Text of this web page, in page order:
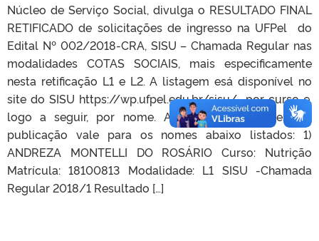
Núcleo de Serviço Social, divulga o RESULTADO FINAL
RETIFICADO de solicitações de ingresso na UFPel do
Edital Nº 002/2018-CRA, SISU – Chamada Regular nas
modalidades COTAS SOCIAIS, mais especificamente
nesta retificação L1 e L2. A listagem esá disponível no
site do SISU https://wp.ufpel.edu.br/sisu/ por curso e,
logo a seguir, por nome. A retificação da presente
publicação vale para os nomes abaixo listados: 1)
ANDREZA MONTELLI DO ROSÁRIO Curso: Nutrição
Matrícula: 18100813 Modalidade: L1 SISU -Chamada
Regular 2018/1 Resultado […]